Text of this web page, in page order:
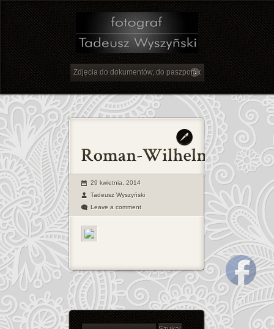
29 kwietnia, 2014
Tadeusz Wyszyński
Leave a comment